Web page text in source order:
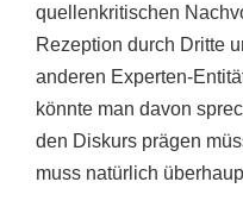
quellenkritischen
Rezeption durch Dritte
anderen Experten-
könnte man davon
den Diskurs prägen
muss natürlich